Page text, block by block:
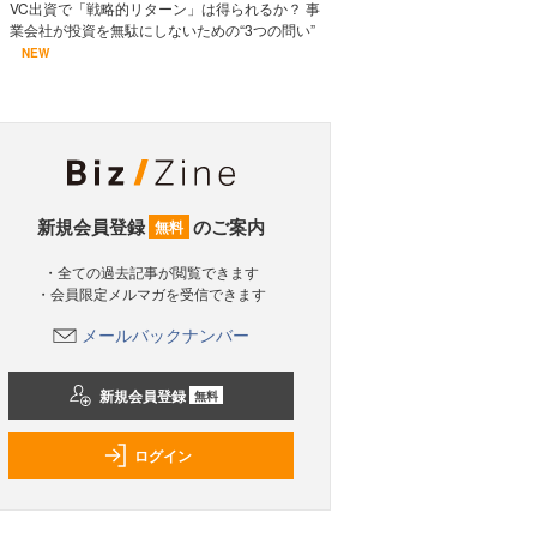
VC出資で「戦略的リターン」は得られるか？ 事
業会社が投資を無駄にしないための“3つの問い”
NEW
新規会員登録 無料 のご案内
・全ての過去記事が閲覧できます
・会員限定メルマガを受信できます
メールバックナンバー
新規会員登録 無料
ログイン